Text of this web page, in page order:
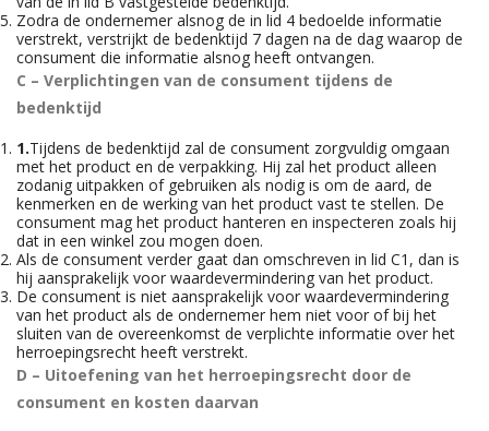
Zodra de ondernemer alsnog de in lid 4 bedoelde informatie
verstrekt, verstrijkt de bedenktijd 7 dagen na de dag waarop de
consument die informatie alsnog heeft ontvangen.
C – Verplichtingen van de consument tijdens de
bedenktijd
1.Tijdens de bedenktijd zal de consument zorgvuldig omgaan
met het product en de verpakking. Hij zal het product alleen
zodanig uitpakken of gebruiken als nodig is om de aard, de
kenmerken en de werking van het product vast te stellen. De
consument mag het product hanteren en inspecteren zoals hij
dat in een winkel zou mogen doen.
Als de consument verder gaat dan omschreven in lid C1, dan is
hij aansprakelijk voor waardevermindering van het product.
De consument is niet aansprakelijk voor waardevermindering
van het product als de ondernemer hem niet voor of bij het
sluiten van de overeenkomst de verplichte informatie over het
herroepingsrecht heeft verstrekt.
D – Uitoefening van het herroepingsrecht door de
consument en kosten daarvan